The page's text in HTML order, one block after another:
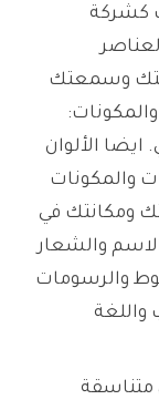
كشركة
وسمعتك
ايضا الألوان
والمكونات
ومكانتك في
والشعار
والرسومات
واللغة
متناسقة